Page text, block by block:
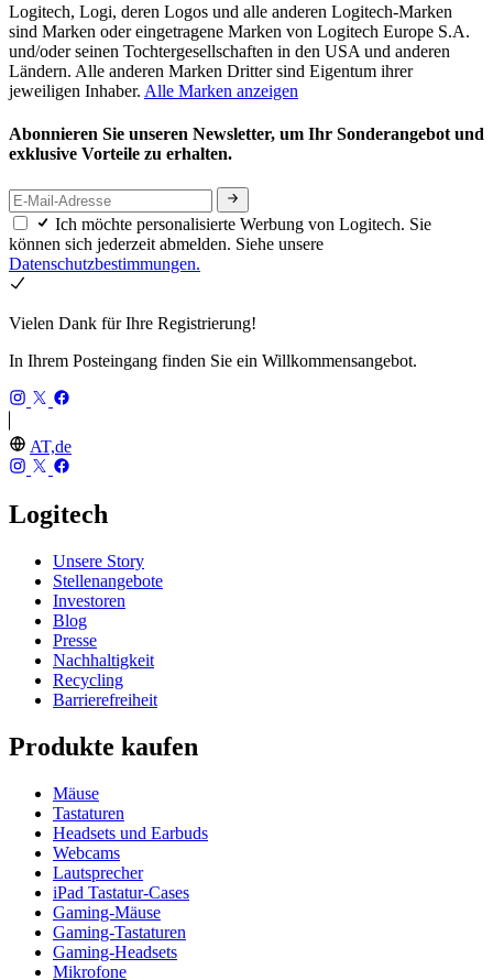
Logitech, Logi, deren Logos und alle anderen Logitech-Marken
sind Marken oder eingetragene Marken von Logitech Europe S.A.
und/oder seinen Tochtergesellschaften in den USA und anderen
Ländern. Alle anderen Marken Dritter sind Eigentum ihrer
jeweiligen Inhaber. Alle Marken anzeigen
Abonnieren Sie unseren Newsletter, um Ihr Sonderangebot und
exklusive Vorteile zu erhalten.
Ich möchte personalisierte Werbung von Logitech. Sie
können sich jederzeit abmelden. Siehe unsere
Datenschutzbestimmungen.
Vielen Dank für Ihre Registrierung!
In Ihrem Posteingang finden Sie ein Willkommensangebot.
AT,de
Logitech
Unsere Story
Stellenangebote
Investoren
Blog
Presse
Nachhaltigkeit
Recycling
Barrierefreiheit
Produkte kaufen
Mäuse
Tastaturen
Headsets und Earbuds
Webcams
Lautsprecher
iPad Tastatur-Cases
Gaming-Mäuse
Gaming-Tastaturen
Gaming-Headsets
Mikrofone